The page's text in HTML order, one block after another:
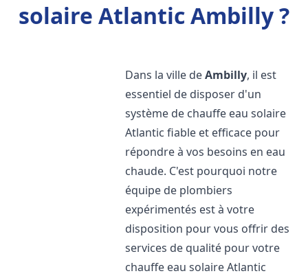
solaire Atlantic Ambilly ?
Dans la ville deAmbilly, il est
essentiel de disposer d'un
système de chauffe eau solaire
Atlantic fiable et efficace pour
répondre à vos besoins en eau
chaude. C'est pourquoi notre
équipe de plombiers
expérimentés est à votre
disposition pour vous offrir des
services de qualité pour votre
chauffe eau solaire Atlantic